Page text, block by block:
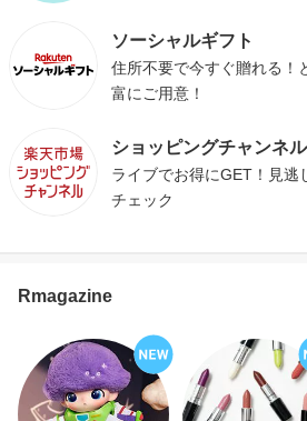
ソーシャルギフト
住所不要で今すぐ贈れる！
富にご用意！
ショッピングチャンネル
ライブでお得にGET！見逃
チェック
Rmagazine